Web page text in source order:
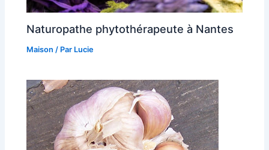
Naturopathe phytothérapeute à Nantes
Maison / Par Lucie